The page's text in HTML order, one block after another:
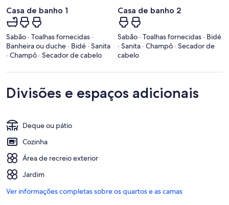
Casa de banho 1
Sabão · Toalhas fornecidas ·
Banheira ou duche · Bidé · Sanita
· Champô · Secador de cabelo
Casa de banho 2
Sabão · Toalhas fornecidas · Bidé
· Sanita · Champô · Secador de
cabelo
Divisões e espaços adicionais
Deque ou pátio
Cozinha
Área de recreio exterior
Jardim
Ver informações completas sobre os quartos e as camas